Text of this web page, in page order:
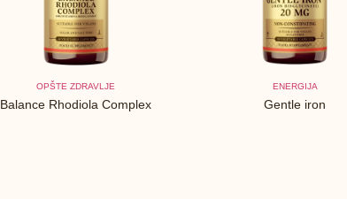
OPŠTE ZDRAVLJE
Balance Rhodiola Complex
ENERGIJA
Gentle iron